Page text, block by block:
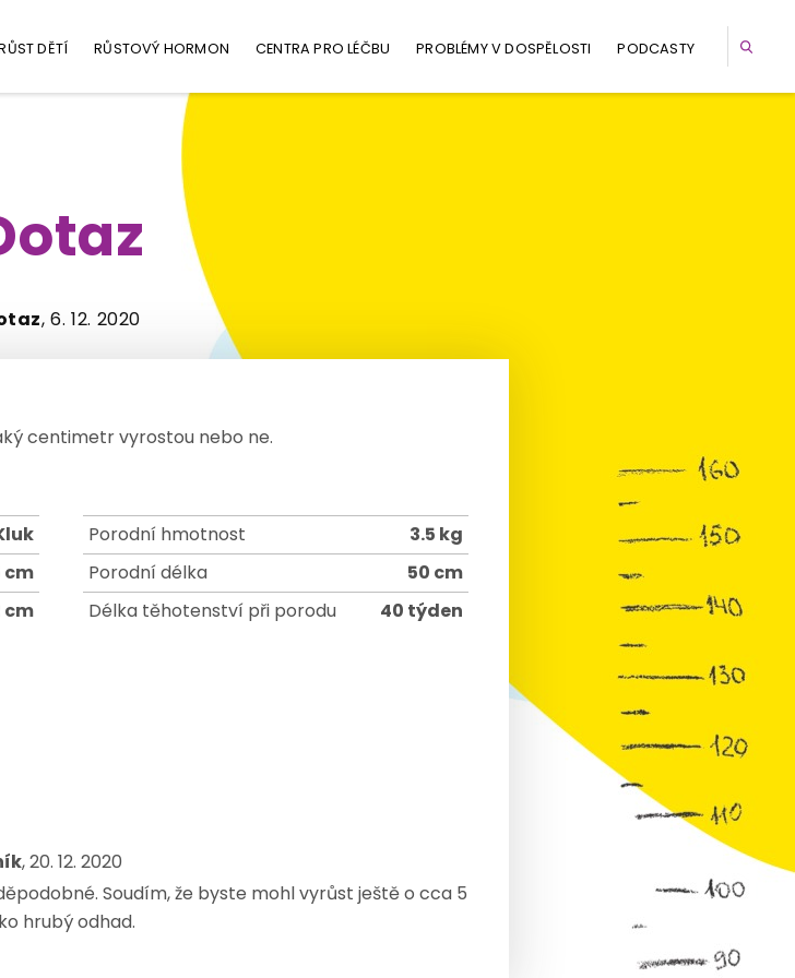
DĚTÍ RŮSTOVÝ HORMON CENTRA PRO LÉČBU PROBLÉMY V DOSPĚLOSTI PODCASTY
, 6. 12. 2020
centimetr vyrostou nebo ne.
cm
cm
Porodní hmotnost
3.5 kg
Porodní délka
50 cm
Délka těhotenství při porodu
40 týden
, 20. 12. 2020
Soudím, že byste mohl vyrůst ještě o cca 5
hrubý odhad.